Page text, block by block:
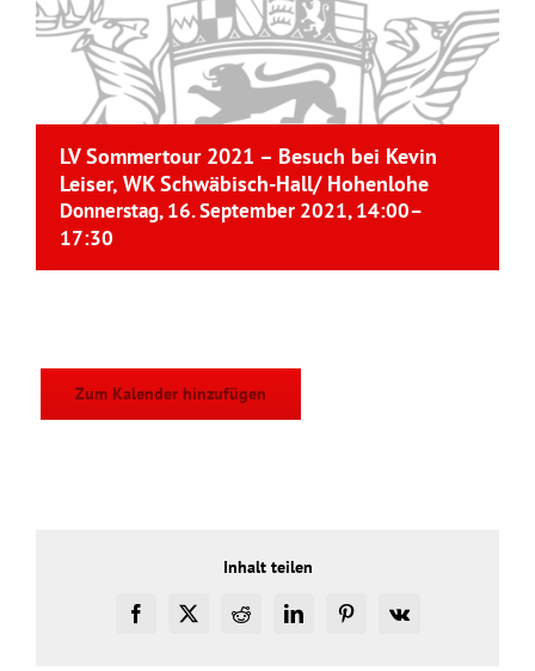
LV Sommertour 2021 – Besuch bei Kevin
Leiser, WK Schwäbisch-Hall/ Hohenlohe
Donnerstag, 16. September 2021, 14:00–
17:30
Zum Kalender hinzufügen
Inhalt teilen
Facebook
X RedditLinkedInPinterest
Vk